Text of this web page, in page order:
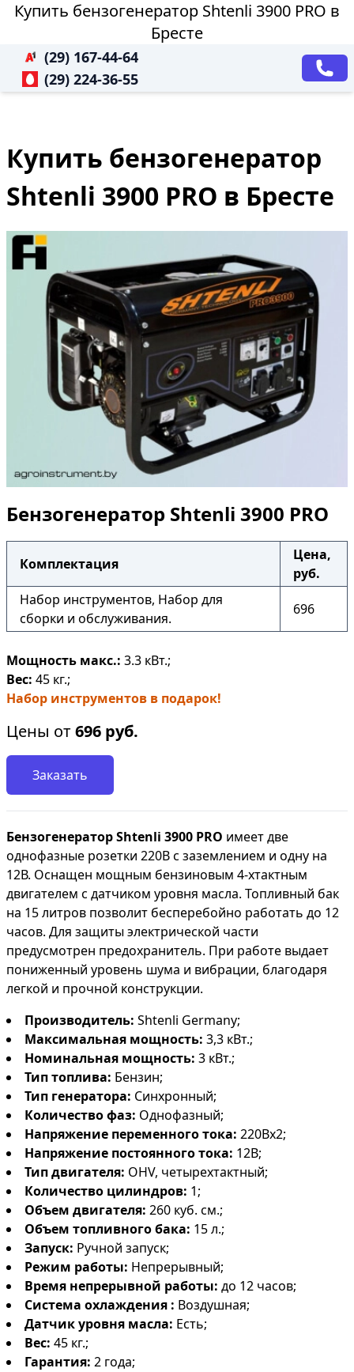
Купить бензогенератор Shtenli 3900 PRO в
Бресте
(29) 167-44-64
(29) 224-36-55
Купить бензогенератор
Shtenli 3900 PRO в Бресте
Бензогенератор Shtenli 3900 PRO
Комплектация
Цена,
руб.
Набор инструментов, Набор для
сборки и обслуживания.
696
Мощность макс.: 3.3 кВт.;
Вес: 45 кг.;
Набор инструментов в подарок!
Цены от696 руб.
Заказать
Бензогенератор Shtenli 3900 PRO имеет две
однофазные розетки 220В с заземлением и одну на
12В. Оснащен мощным бензиновым 4-хтактным
двигателем с датчиком уровня масла. Топливный бак
на 15 литров позволит бесперебойно работать до 12
часов. Для защиты электрической части
предусмотрен предохранитель. При работе выдает
пониженный уровень шума и вибрации, благодаря
легкой и прочной конструкции.
Производитель: Shtenli Germany;
Максимальная мощность: 3,3 кВт.;
Номинальная мощность: 3 кВт.;
Тип топлива: Бензин;
Тип генератора: Синхронный;
Количество фаз: Однофазный;
Напряжение переменного тока: 220Вх2;
Напряжение постоянного тока: 12В;
Тип двигателя: OHV, четырехтактный;
Количество цилиндров: 1;
Объем двигателя: 260 куб. см.;
Объем топливного бака: 15 л.;
Запуск: Ручной запуск;
Режим работы: Непрерывный;
Время непрерывной работы: до 12 часов;
Система охлаждения : Воздушная;
Датчик уровня масла: Есть;
Вес: 45 кг.;
Гарантия: 2 года;